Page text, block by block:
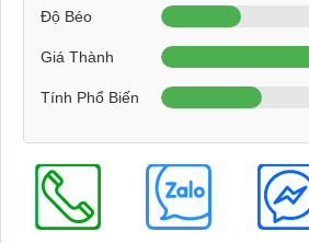
Độ Béo
Giá Thành
Tính Phổ Biến